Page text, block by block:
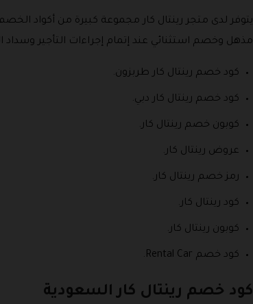
يتوفر لدى متجر رينتال كار مجموعة كبيرة من أكواد
مذهل وخصم استثنائي عند إتمام إجراءات التأجير وسداد
كود خصم رينتال كار طربزون.
كود خصم رينتال كار دبي.
كوبون خصم رينتال كار.
عروض رينتال كار.
رمز خصم رينتال كار.
كود رينتال كار.
كوبون رينتال كار.
كود خصم Rental Car.
كود خصم رينتال كار السعودية